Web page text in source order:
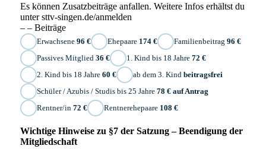
Es können Zusatzbeiträge anfallen. Weitere Infos erhältst du
unter sttv-singen.de/anmelden
– – Beiträge
Erwachsene 96 € Ehepaare 174 € Familienbeitrag 96 €
Passives Mitglied 36 € 1. Kind bis 18 Jahre 72 €
2. Kind bis 18 Jahre 60 € ab dem 3. Kind beitragsfrei
Schüler / Azubis / Studis bis 25 Jahre 78 € auf Antrag
Rentner/in 72 € Rentnerehepaare 108 €
Wichtige Hinweise zu §7 der Satzung – Beendigung der
Mitgliedschaft